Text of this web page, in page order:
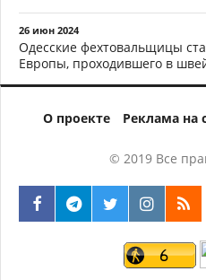
26 июн 2024
Одесские фехтовальщицы
Европы, проходившего в
О проекте Реклама на
© 2019 Все